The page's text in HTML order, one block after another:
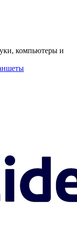
компьютеры и